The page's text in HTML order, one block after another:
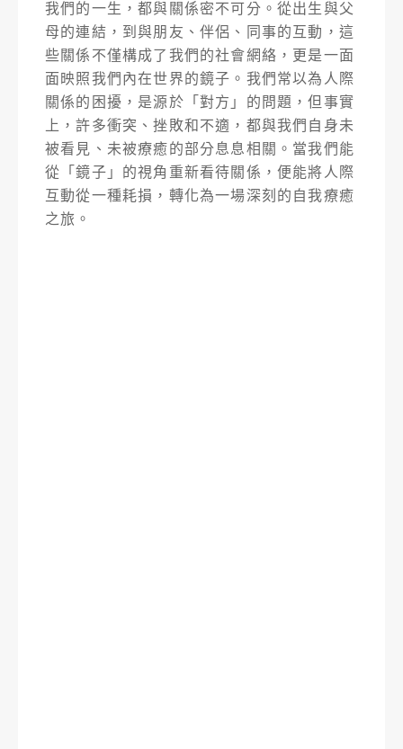
我們的一生，都與關係密不可分。從出生與父
母的連結，到與朋友、伴侶、同事的互動，這
些關係不僅構成了我們的社會網絡，更是一面
面映照我們內在世界的鏡子。我們常以為人際
關係的困擾，是源於「對方」的問題，但事實
上，許多衝突、挫敗和不適，都與我們自身未
被看見、未被療癒的部分息息相關。當我們能
從「鏡子」的視角重新看待關係，便能將人際
互動從一種耗損，轉化為一場深刻的自我療癒
之旅。